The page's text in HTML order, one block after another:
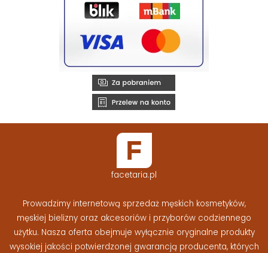
facetaria.pl
Prowadzimy internetową sprzedaż męskich kosmetyków,
męskiej bielizny oraz akcesoriów i przyborów codziennego
użytku. Nasza oferta obejmuje wyłącznie oryginalne produkty
wysokiej jakości potwierdzonej gwarancją producenta, których